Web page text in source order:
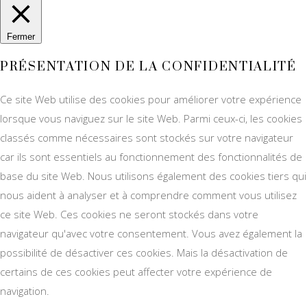
Fermer
PRÉSENTATION DE LA CONFIDENTIALITÉ
Ce site Web utilise des cookies pour améliorer votre expérience
lorsque vous naviguez sur le site Web. Parmi ceux-ci, les cookies
classés comme nécessaires sont stockés sur votre navigateur
car ils sont essentiels au fonctionnement des fonctionnalités de
base du site Web. Nous utilisons également des cookies tiers qui
nous aident à analyser et à comprendre comment vous utilisez
ce site Web. Ces cookies ne seront stockés dans votre
navigateur qu'avec votre consentement. Vous avez également la
possibilité de désactiver ces cookies. Mais la désactivation de
certains de ces cookies peut affecter votre expérience de
navigation.